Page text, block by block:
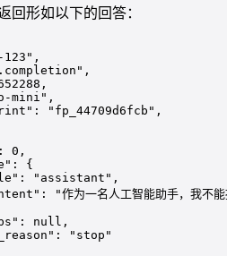
回形如以下的回答：
" ,
" ,
,
mini " ,
: " fp_44709d6fcb " ,
: 0 ,
: {
: " assistant " ,
: "作为一名人工智能助手，我不
: null ,
: " stop "